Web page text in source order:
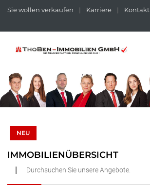
Sie wollen verkaufen | Karriere | Kontakt
IMMOBILIENÜBERSICHT
Durchsuchen Sie unsere Angebote.
NEU